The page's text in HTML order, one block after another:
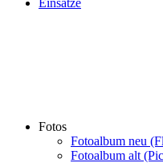
Einsätze
Fotos
Fotoalbum neu
Fotoalbum alt